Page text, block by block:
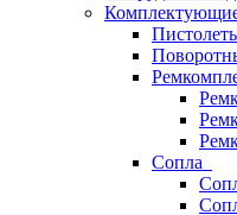
Комплектующие
Сопла